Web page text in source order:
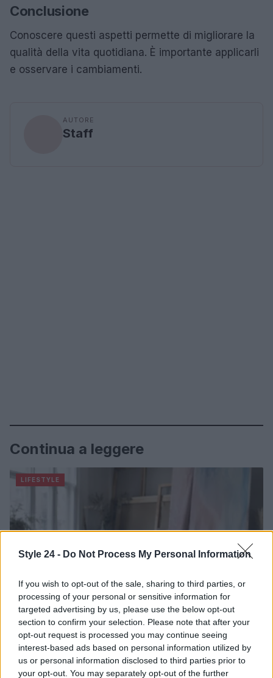
Style 24 - Do Not Process My Personal Information
If you wish to opt-out of the sale, sharing to third parties, or
processing of your personal or sensitive information for
targeted advertising by us, please use the below opt-out
section to confirm your selection. Please note that after your
opt-out request is processed you may continue seeing
interest-based ads based on personal information utilized by
us or personal information disclosed to third parties prior to
your opt-out. You may separately opt-out of the further
Conclusione
Conoscere questi aspetti permette di migliorare la
qualità della vita quotidiana. È importante applicarli
e osservare i cambiamenti.
AUTORE
Staff
Continua a leggere
LIFESTYLE
Zalando Visionary Award: INSTITUTION di Galib
Gassanoff vince a Copenhagen
Cristian Castiglioni · 7 Ago 2026